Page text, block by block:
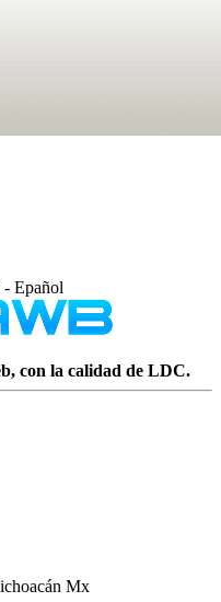
Epañol
con la calidad de LDC.
Mx